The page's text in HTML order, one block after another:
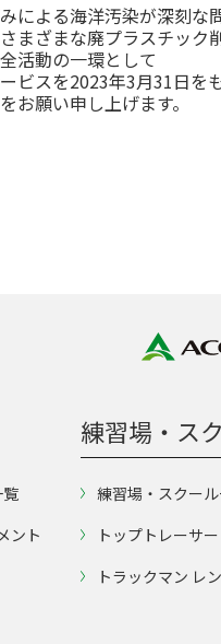
による海洋汚染が深刻な
まざまな廃プラスチック
活動の一環として
ビスを2023年3月31日を
お願い申し上げます。
ント
練習場・ス
練習場・スクー
トップトレーサ
トラックマン レ